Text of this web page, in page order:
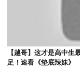
【越哥】这才是高中
足！速看《垫底辣妹》